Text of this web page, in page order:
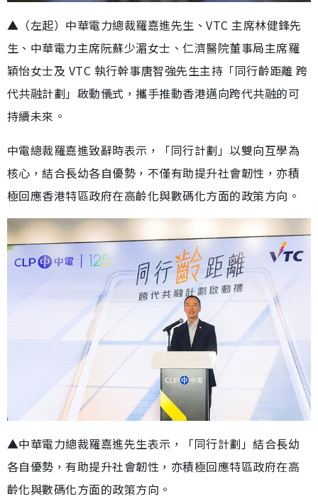
▲（左起）中華電力總裁羅嘉進先生、VTC 主席林健鋒先
生、中華電力主席阮蘇少湄女士、仁濟醫院董事局主席羅
穎怡女士及 VTC 執行幹事唐智強先生主持「同行齡距離 跨
代共融計劃」啟動儀式，攜手推動香港邁向跨代共融的可
持續未來。
中電總裁羅嘉進致辭時表示，「同行計劃」以雙向互學為
核心，結合長幼各自優勢，不僅有助提升社會韌性，亦積
極回應香港特區政府在高齡化與數碼化方面的政策方向。
▲中華電力總裁羅嘉進先生表示，「同行計劃」結合長幼
各自優勢，有助提升社會韌性，亦積極回應特區政府在高
齡化與數碼化方面的政策方向。